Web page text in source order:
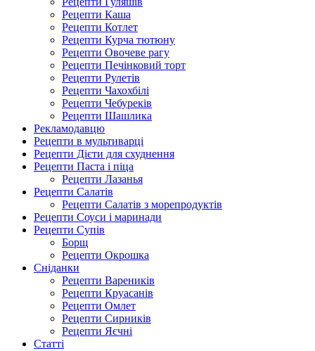
Рецепти Каша
Рецепти Котлет
Рецепти Курча тютюну
Рецепти Овочеве рагу
Рецепти Печінковий торт
Рецепти Рулетів
Рецепти Чахохбілі
Рецепти Чебуреків
Рецепти Шашлика
Рекламодавцю
Рецепти в мультиварці
Рецепти Дієти для схуднення
Рецепти Паста і піца
Рецепти Лазанья
Рецепти Салатів
Рецепти Салатів з морепродуктів
Рецепти Соуси і маринади
Рецепти Супів
Борщ
Рецепти Окрошка
Сніданки
Рецепти Вареників
Рецепти Круасанів
Рецепти Омлет
Рецепти Сирників
Рецепти Яєчні
Статті